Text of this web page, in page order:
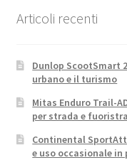
Articoli recenti
Dunlop ScootSmart
urbano e il turismo
Mitas Enduro Trail-
per strada e
Continental
e uso occasionale in